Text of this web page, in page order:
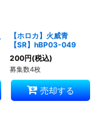
【ホロカ】火威青
【SR】hBP03-049
200円(税込)
募集数4枚
売却する